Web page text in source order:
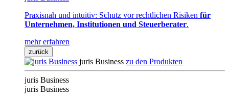
Praxisnah und intuitiv: Schutz vor rechtlichen Risiken für
Unternehmen, Institutionen und Steuerberater.
mehr erfahren
zurück
juris Business zu den Produkten
juris Business
juris Business